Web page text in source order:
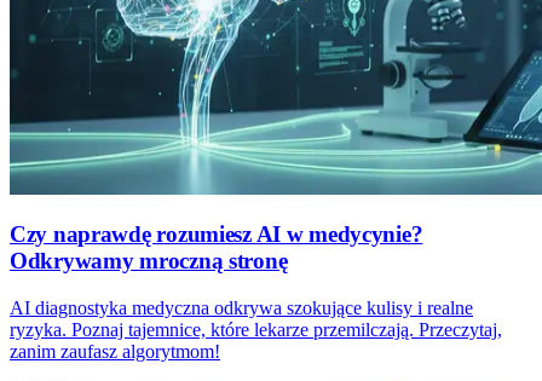
Czy naprawdę rozumiesz AI w medycynie?
Odkrywamy mroczną stronę
AI diagnostyka medyczna odkrywa szokujące kulisy i realne
ryzyka. Poznaj tajemnice, które lekarze przemilczają. Przeczytaj,
zanim zaufasz algorytmom!